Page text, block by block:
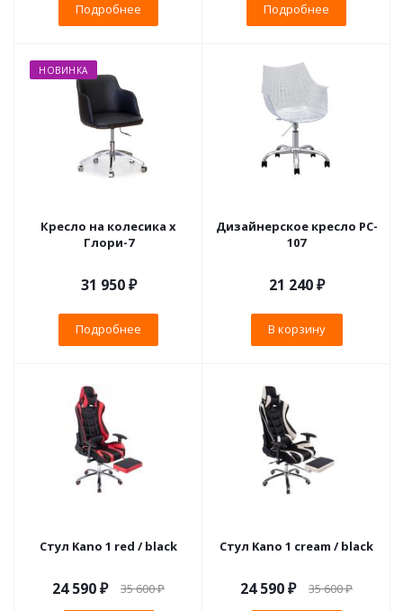
Подробнее Подробнее
НОВИНКА
Кресло на колесика х
Глори-7
31 950 ₽
Подробнее
Дизайнерское кресло PC-
107
21 240₽
В корзину
Стул Kano 1 red / black
24 590₽ 35 600₽
Стул Kano 1 cream / black
24 590₽ 35 600₽